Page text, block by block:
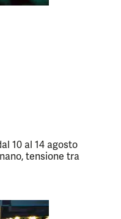
10 al 14 agosto
tensione tra